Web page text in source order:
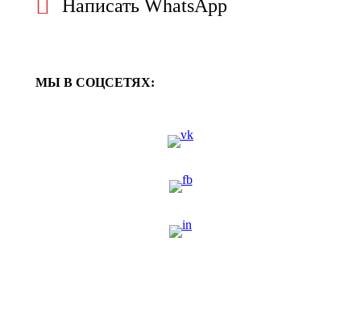
Написать WhatsApp
МЫ В СОЦСЕТЯХ: